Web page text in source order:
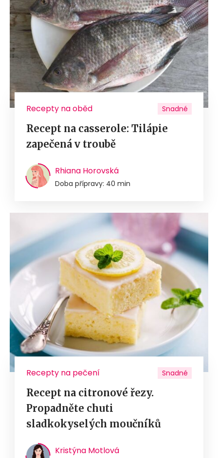
Recepty na oběd Snadné
Recept na casserole: Tilápie
zapečená v troubě
Rhiana Horovská
Doba přípravy: 40 min
Recepty na pečení Snadné
Recept na citronové řezy.
Propadněte chuti
sladkokyselých moučníků
Kristýna Motlová